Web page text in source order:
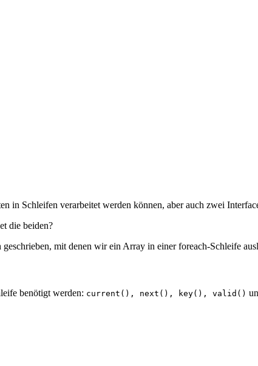
in Schleifen verarbeitet werden können, aber auch zwei
die beiden?
mit denen wir ein Array in einer foreach-Schleife
benötigt werden: current(), next(), key(), valid()